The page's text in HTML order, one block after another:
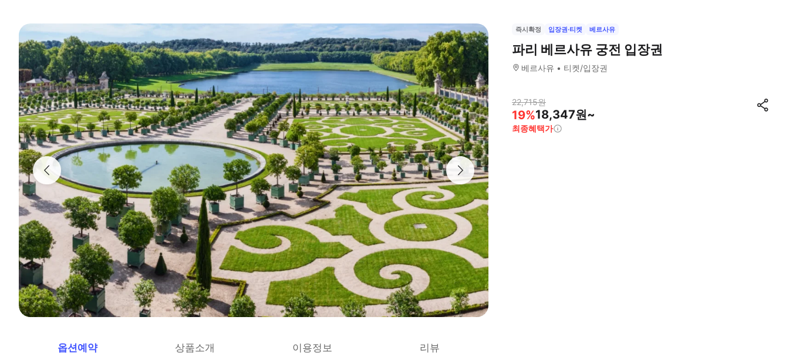
옵션예약 상품소개 이용정보 리뷰
즉시확정 입장권·티켓 베르사유
파리 베르사유 궁전 입장권
베르사유 티켓/입장권
22,715원
19%18,347원~
최종혜택가